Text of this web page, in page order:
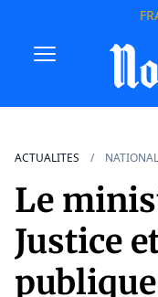
ACTUALITES NATIONAL
Le
Justice